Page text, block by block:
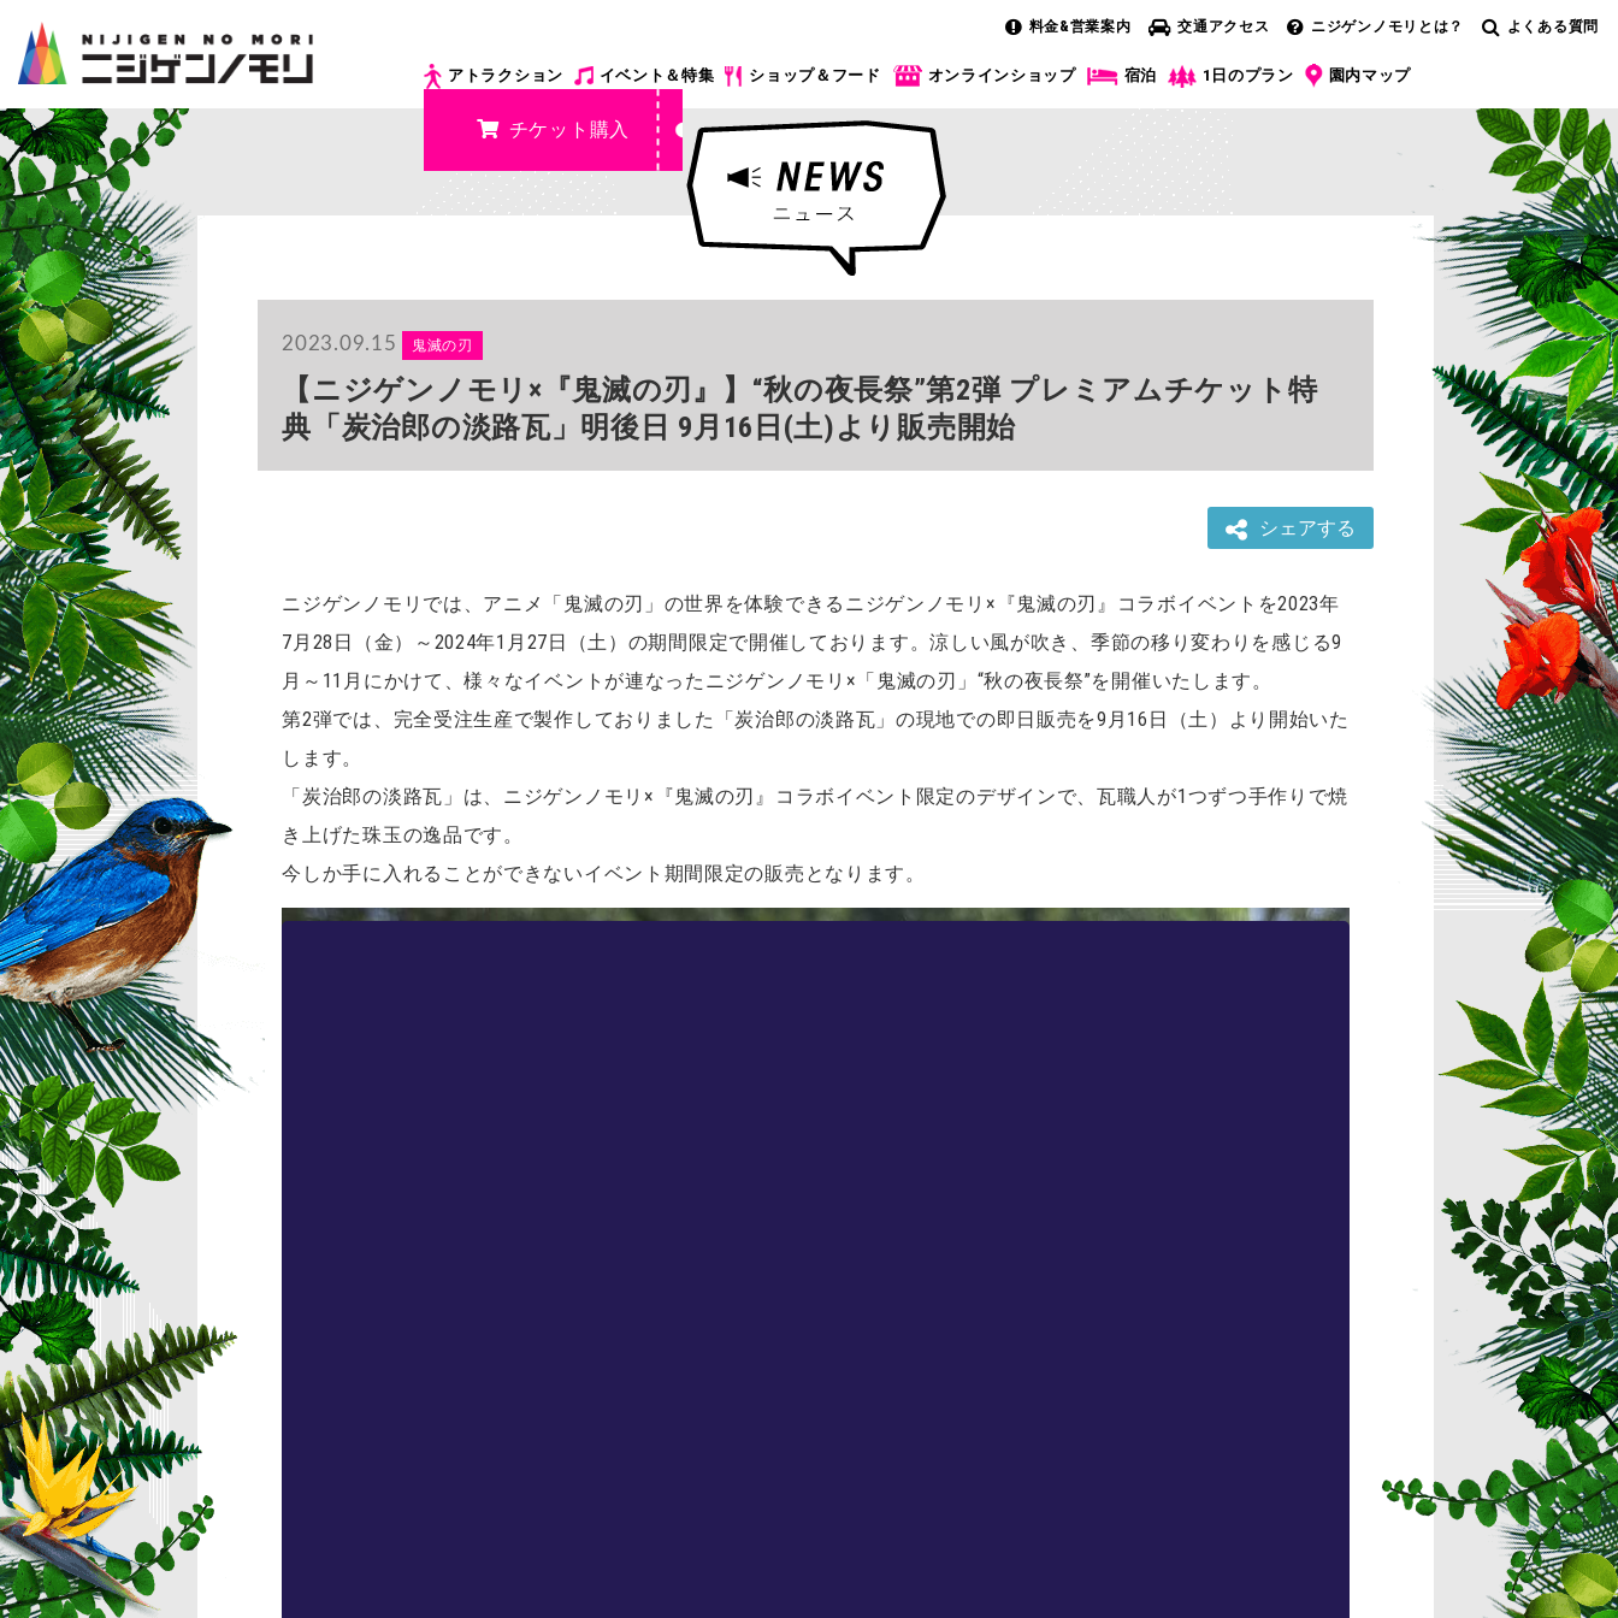
料金&営業案内 交通アクセス ニジゲンノモリとは？ よくある質問
アトラクション イベント＆特集 ショップ＆フード オンラインショップ 宿泊 1日のプラン 園内マップ
チケット購入
2023.09.15 鬼滅の刃
【ニジゲンノモリ×『鬼滅の刃』】“秋の夜長祭”第2弾 プレミアムチケット特
典「炭治郎の淡路瓦」明後日 9月16日(土)より販売開始
シェアする
ニジゲンノモリでは、アニメ「鬼滅の刃」の世界を体験できるニジゲンノモリ×『鬼滅の刃』コラボイベントを2023年
7月28日（金）～2024年1月27日（土）の期間限定で開催しております。涼しい風が吹き、季節の移り変わりを感じる9
月～11月にかけて、様々なイベントが連なったニジゲンノモリ×「鬼滅の刃」“秋の夜長祭”を開催いたします。
第2弾では、完全受注生産で製作しておりました「炭治郎の淡路瓦」の現地での即日販売を9月16日（土）より開始いた
します。
「炭治郎の淡路瓦」は、ニジゲンノモリ×『鬼滅の刃』コラボイベント限定のデザインで、瓦職人が1つずつ手作りで焼
き上げた珠玉の逸品です。
今しか手に入れることができないイベント期間限定の販売となります。